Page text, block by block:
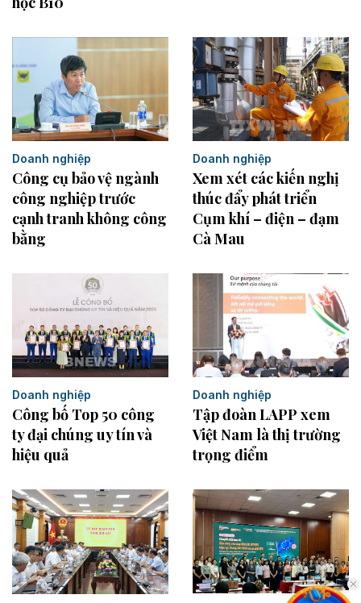
Doanh nghiệp
Công cụ bảo vệ ngành
công nghiệp trước
cạnh tranh không công
bằng
Doanh nghiệp
Xem xét các kiến nghị
thúc đẩy phát triển
Cụm khí – điện – đạm
Cà Mau
Doanh nghiệp
Công bố Top 50 công
ty đại chúng uy tín và
hiệu quả
Doanh nghiệp
Tập đoàn LAPP xem
Việt Nam là thị trường
trọng điểm